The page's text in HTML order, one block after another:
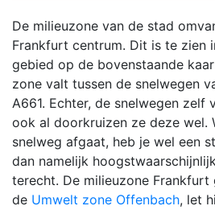
De milieuzone van de stad
Frankfurt centrum. Dit is te zien
gebied op de bovenstaande
zone valt tussen de snelwegen
A661. Echter, de snelwegen zelf
ook al doorkruizen ze deze wel.
snelweg afgaat, heb je wel een
dan namelijk
terecht. De milieuzone Frankfurt
de Umwelt zone Offenbach, let